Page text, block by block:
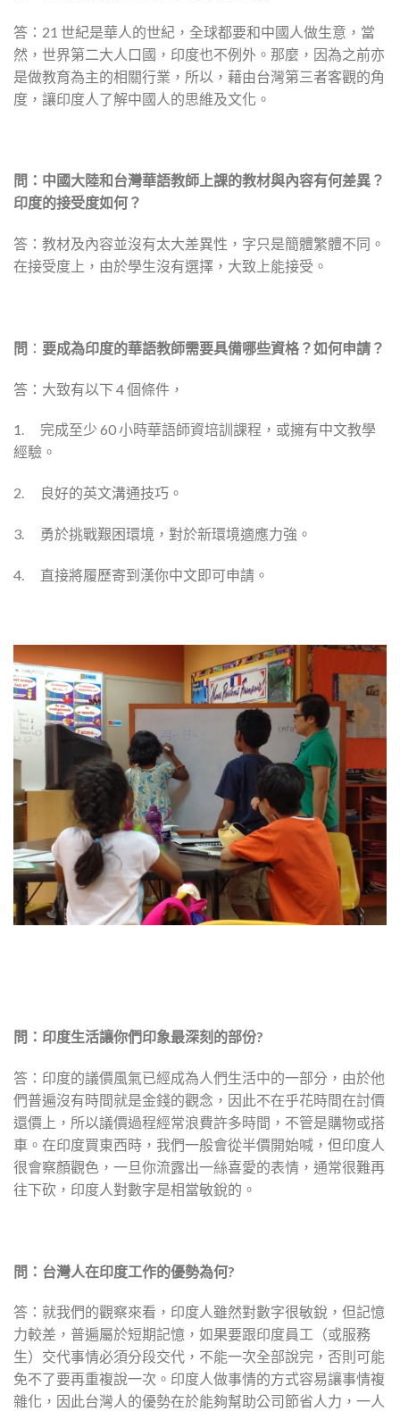
答：21 世紀是華人的世紀，全球都要和中國人做生意，當
然，世界第二大人口國，印度也不例外。那麼，因為之前亦
是做教育為主的相關行業，所以，藉由台灣第三者客觀的角
度，讓印度人了解中國人的思維及文化。
問：中國大陸和台灣華語教師上課的教材與內容有何差異？
印度的接受度如何？
答：教材及內容並沒有太大差異性，字只是簡體繁體不同。
在接受度上，由於學生沒有選擇，大致上能接受。
問 ： 要成為印度的華語教師需要具備哪些資格？如何申請？
答：大致有以下 4 個條件，
1. 完成至少 60 小時華語師資培訓課程，或擁有中文教學
經驗。
2. 良好的英文溝通技巧。
3. 勇於挑戰艱困環境，對於新環境適應力強。
4. 直接將履歷寄到漢你中文即可申請。
問：印度生活讓你們印象最深刻的部份?
答：印度的議價風氣已經成為人們生活中的一部分，由於他
們普遍沒有時間就是金錢的觀念，因此不在乎花時間在討價
還價上，所以議價過程經常浪費許多時間，不管是購物或搭
車。在印度買東西時，我們一般會從半價開始喊，但印度人
很會察顏觀色，一旦你流露出一絲喜愛的表情，通常很難再
往下砍，印度人對數字是相當敏銳的。
問：台灣人在印度工作的優勢為何?
答：就我們的觀察來看，印度人雖然對數字很敏銳，但記憶
力較差，普遍屬於短期記憶，如果要跟印度員工（或服務
生）交代事情必須分段交代，不能一次全部說完，否則可能
免不了要再重複說一次。印度人做事情的方式容易讓事情複
雜化，因此台灣人的優勢在於能夠幫助公司節省人力，一人